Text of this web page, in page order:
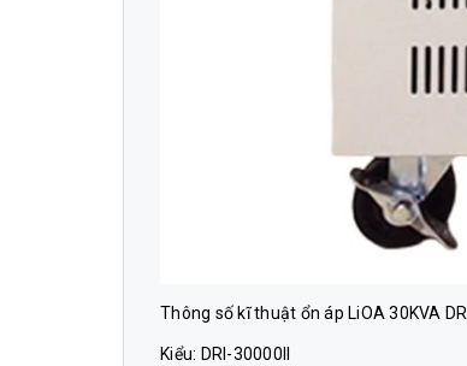
Thông số kĩ thuật ổn áp LiOA 30KVA
Kiểu: DRI-30000II